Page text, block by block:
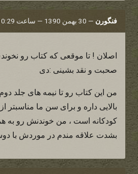
فنگورن — 30 بهمن 1390 — ساعت 10:29
اصلان ! تا موقعی که کتاب رو
صحبت و نقد بشینی :دی
من این کتاب رو تا نیمه های جلد
بالایی داره و برای سن ما مناسبتر
کودکانه است ، من خوندنش رو به
بشدت علاقه مندم در موردش با